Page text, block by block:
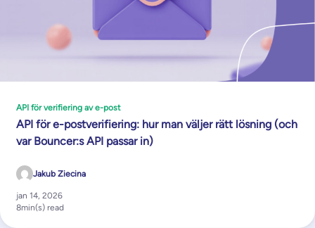
API för verifiering av e-post
API för e-postverifiering: hur man väljer rätt lösning (och
var Bouncer:s API passar in)
Jakub Ziecina
jan 14, 2026
8min(s) read